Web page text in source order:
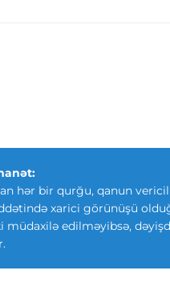
hər bir qurğu, qanun
xarici görünüşü
müdaxilə edilməyibsə,